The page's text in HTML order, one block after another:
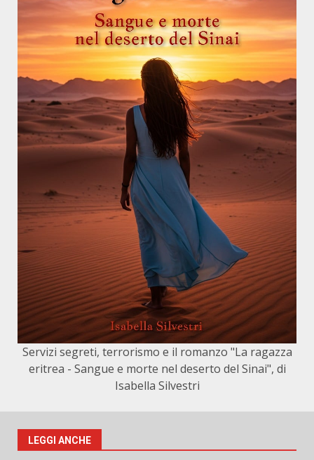
Servizi segreti, terrorismo e il romanzo "La ragazza
eritrea - Sangue e morte nel deserto del Sinai", di
Isabella Silvestri
LEGGI ANCHE